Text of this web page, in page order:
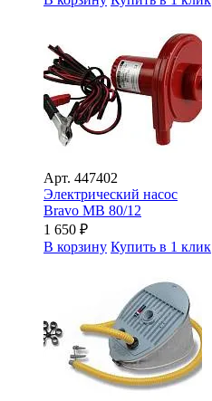
Арт. 447402
Электрический насос
Bravo MB 80/12
1 650 ₽
В корзину Купить в 1 клик